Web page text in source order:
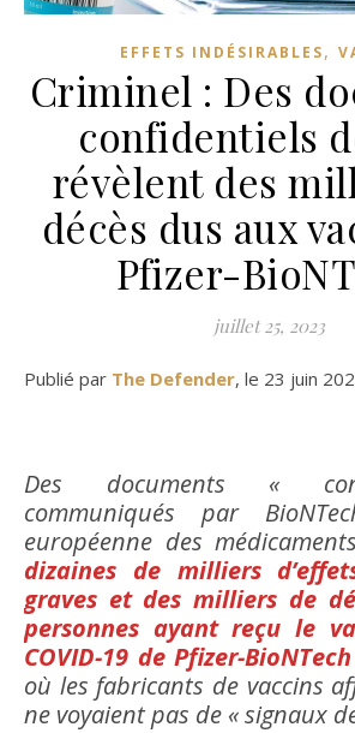
EFFETS INDÉSIRABLES,
Criminel : Des
confidentiels
révèlent des
décès dus aux
Pfizer-
juillet 25, 2023
Publié par The Defender, le 23 juin
Des documents «
communiqués par
européenne des
dizaines de milliers
graves et des milliers de
personnes ayant reçu le
COVID-19 de Pfizer-BioNTech
où les fabricants de vaccins
ne voyaient pas de « signaux